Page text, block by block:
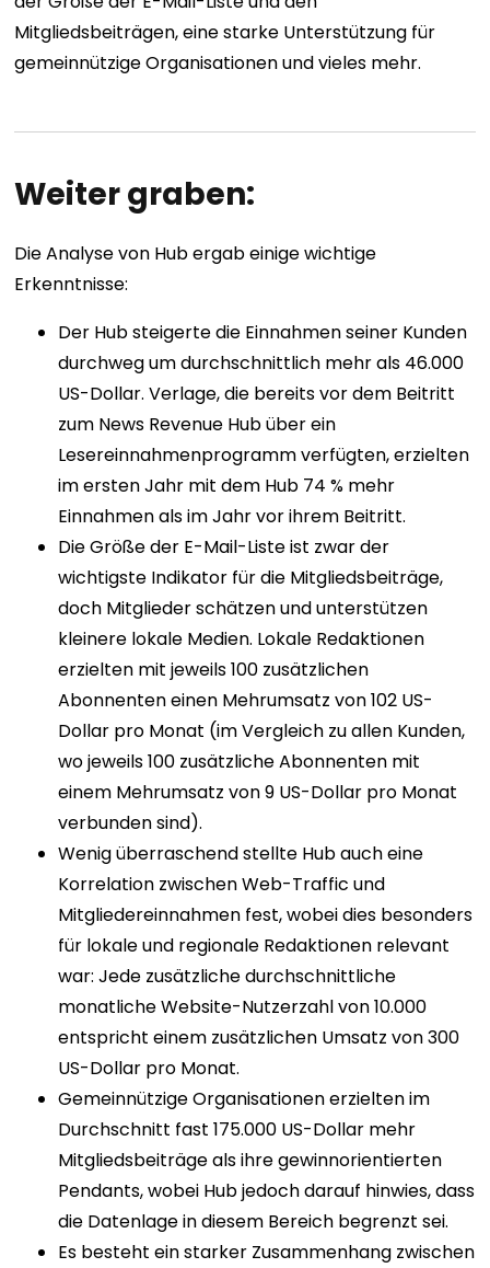
Mitgliedsbeiträgen, eine starke Unterstützung für
gemeinnützige Organisationen und vieles mehr.
Weiter graben:
Die Analyse von Hub ergab einige wichtige
Erkenntnisse:
Der Hub steigerte die Einnahmen seiner Kunden
durchweg um durchschnittlich mehr als 46.000
US-Dollar. Verlage, die bereits vor dem Beitritt
zum News Revenue Hub über ein
Lesereinnahmenprogramm verfügten, erzielten
im ersten Jahr mit dem Hub 74 % mehr
Einnahmen als im Jahr vor ihrem Beitritt.
Die Größe der E-Mail-Liste ist zwar der
wichtigste Indikator für die Mitgliedsbeiträge,
doch Mitglieder schätzen und unterstützen
kleinere lokale Medien. Lokale Redaktionen
erzielten mit jeweils 100 zusätzlichen
Abonnenten einen Mehrumsatz von 102 US-
Dollar pro Monat (im Vergleich zu allen Kunden,
wo jeweils 100 zusätzliche Abonnenten mit
einem Mehrumsatz von 9 US-Dollar pro Monat
verbunden sind).
Wenig überraschend stellte Hub auch eine
Korrelation zwischen Web-Traffic und
Mitgliedereinnahmen fest, wobei dies besonders
für lokale und regionale Redaktionen relevant
war: Jede zusätzliche durchschnittliche
monatliche Website-Nutzerzahl von 10.000
entspricht einem zusätzlichen Umsatz von 300
US-Dollar pro Monat.
Gemeinnützige Organisationen erzielten im
Durchschnitt fast 175.000 US-Dollar mehr
Mitgliedsbeiträge als ihre gewinnorientierten
Pendants, wobei Hub jedoch darauf hinwies, dass
die Datenlage in diesem Bereich begrenzt sei.
Es besteht ein starker Zusammenhang zwischen